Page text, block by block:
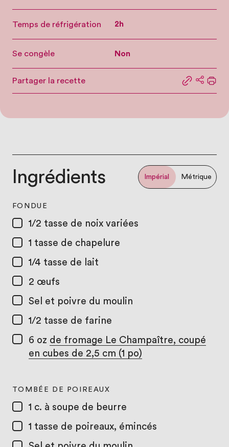
Temps de réfrigération 2h
Se congèle Non
Partager la recette
Partager
Ingrédients Impérial Métrique
FONDUE
1/2 tasse de noix variées
1 tasse de chapelure
1/4 tasse de lait
2 œufs
Sel et poivre du moulin
1/2 tasse de farine
6 oz de fromage Le Champaître, coupé
en cubes de 2,5 cm (1 po)
TOMBÉE DE POIREAUX
1 c. à soupe de beurre
1 tasse de poireaux, émincés